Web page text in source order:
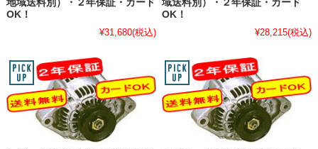
地域送料別）・２年保証・カード
OK！
¥31,680(税込)
域送料別）・２年保証・カード
OK！
¥28,215(税込)